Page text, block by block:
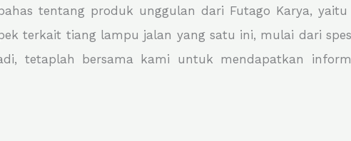
tentang produk unggulan dari Futago Karya,
terkait tiang lampu jalan yang satu ini, mulai dari
tetaplah bersama kami untuk mendapatkan